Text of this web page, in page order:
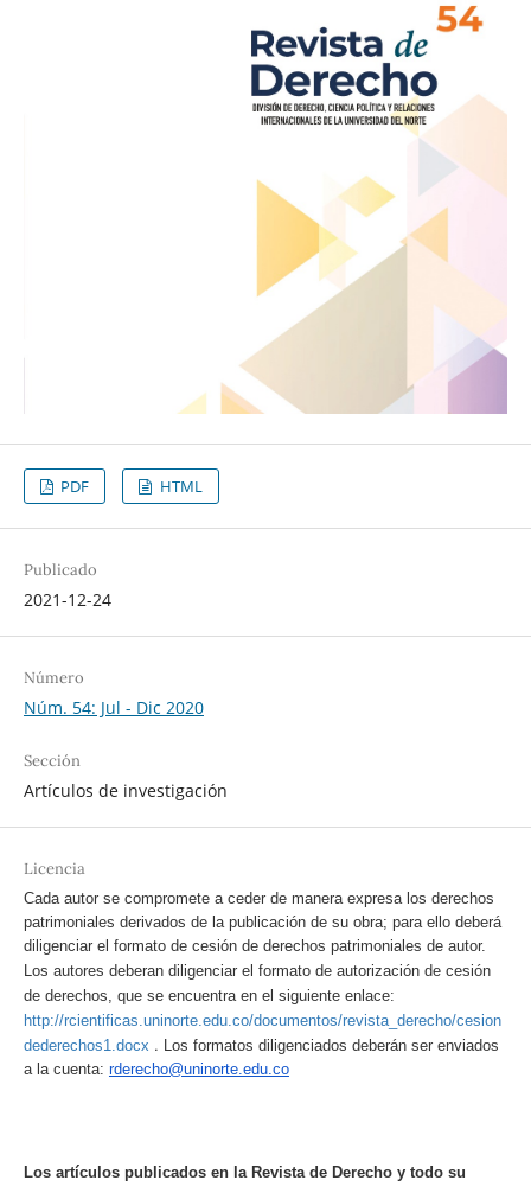
PDF HTML
Publicado
2021-12-24
Número
Núm. 54: Jul - Dic 2020
Sección
Artículos de investigación
Licencia
Cada autor se compromete a ceder de manera expresa los derechos
patrimoniales derivados de la publicación de su obra; para ello deberá
diligenciar el formato de cesión de derechos patrimoniales de autor.
Los autores deberan diligenciar el formato de autorización de cesión
de derechos, que se encuentra en el siguiente enlace:
http://rcientificas.uninorte.edu.co/documentos/revista_derecho/cesion
dederechos1.docx . Los formatos diligenciados deberán ser enviados
a la cuenta: rderecho@uninorte.edu.co
Los artículos publicados en la Revista de Derecho y todo su